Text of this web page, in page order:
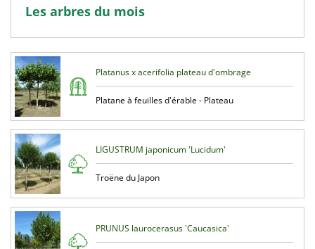
Les arbres du mois
Platanus x acerifolia plateau d'ombrage
Platane à feuilles d'érable - Plateau
LIGUSTRUM japonicum 'Lucidum'
Troëne du Japon
PRUNUS laurocerasus 'Caucasica'